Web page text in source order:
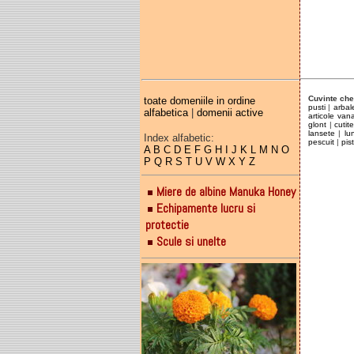
toate domeniile in ordine
alfabetica| domenii active
Index alfabetic:
A B C D E F G H J K L M N O
P Q R S T U V W X Y Z
Miere de albine Manuka Honey
Echipamente lucru si
protectie
Scule si unelte
Cuvinte
pusti |
articole
glont |cutite
lansete |
pescuit |